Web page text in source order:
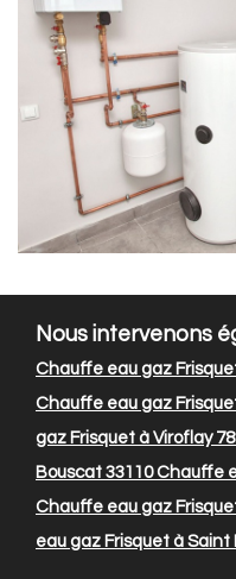
Nous intervenons
Chauffe eau gaz
Chauffe eau gaz
gaz Frisquet à Viroflay
Bouscat 33110Chauffe
Chauffe eau gaz
eau gaz Frisquet à Saint